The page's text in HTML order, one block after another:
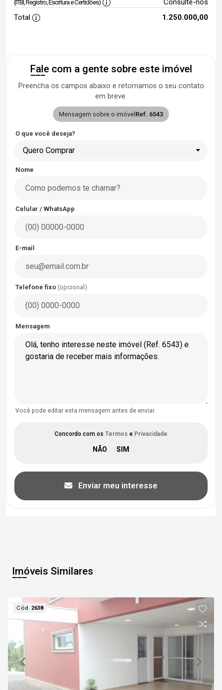
(ITBI, Registro, Escritura e Certidões)
Consulte-nos
Total
1.250.000,00
Fale com a gente sobre este imóvel
Preencha os campos abaixo e retornamos o seu contato
em breve.
Mensagem sobre o imóvel Ref. 6543
O que você deseja?
Quero Comprar
Nome
Celular / WhatsApp
E-mail
Telefone fixo (opcional)
Mensagem
Você pode editar esta mensagem antes de enviar.
Concordo com os Termos e Privacidade
Enviar meu interesse
Imóveis Similares
Cód. 2638